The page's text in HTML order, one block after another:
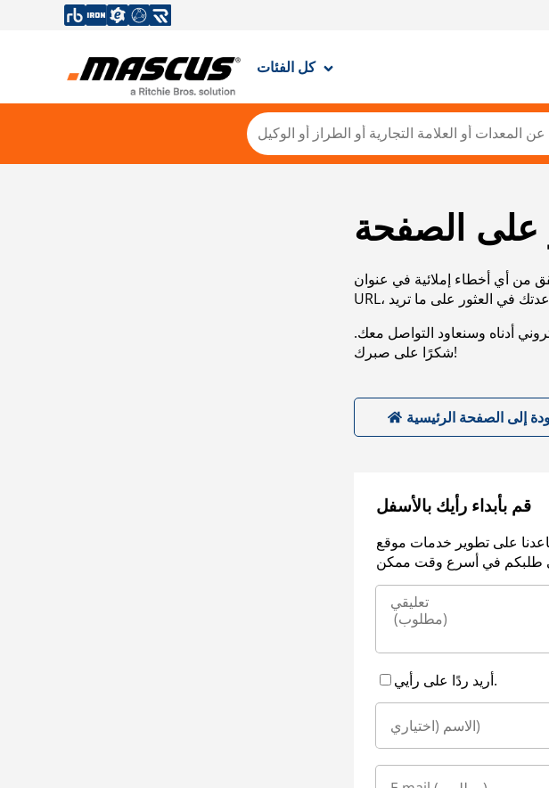
كل الفئات
على الصفحة
من أي أخطاء إملائية في عنوان
أدناه وسنعاود التواصل معك.
شكرًا على صبرك!
إلى الصفحة الرئيسية
قم بأبداء رأيك بالأسفل
على تطوير خدمات موقع
أريد ردًا على رأيي.